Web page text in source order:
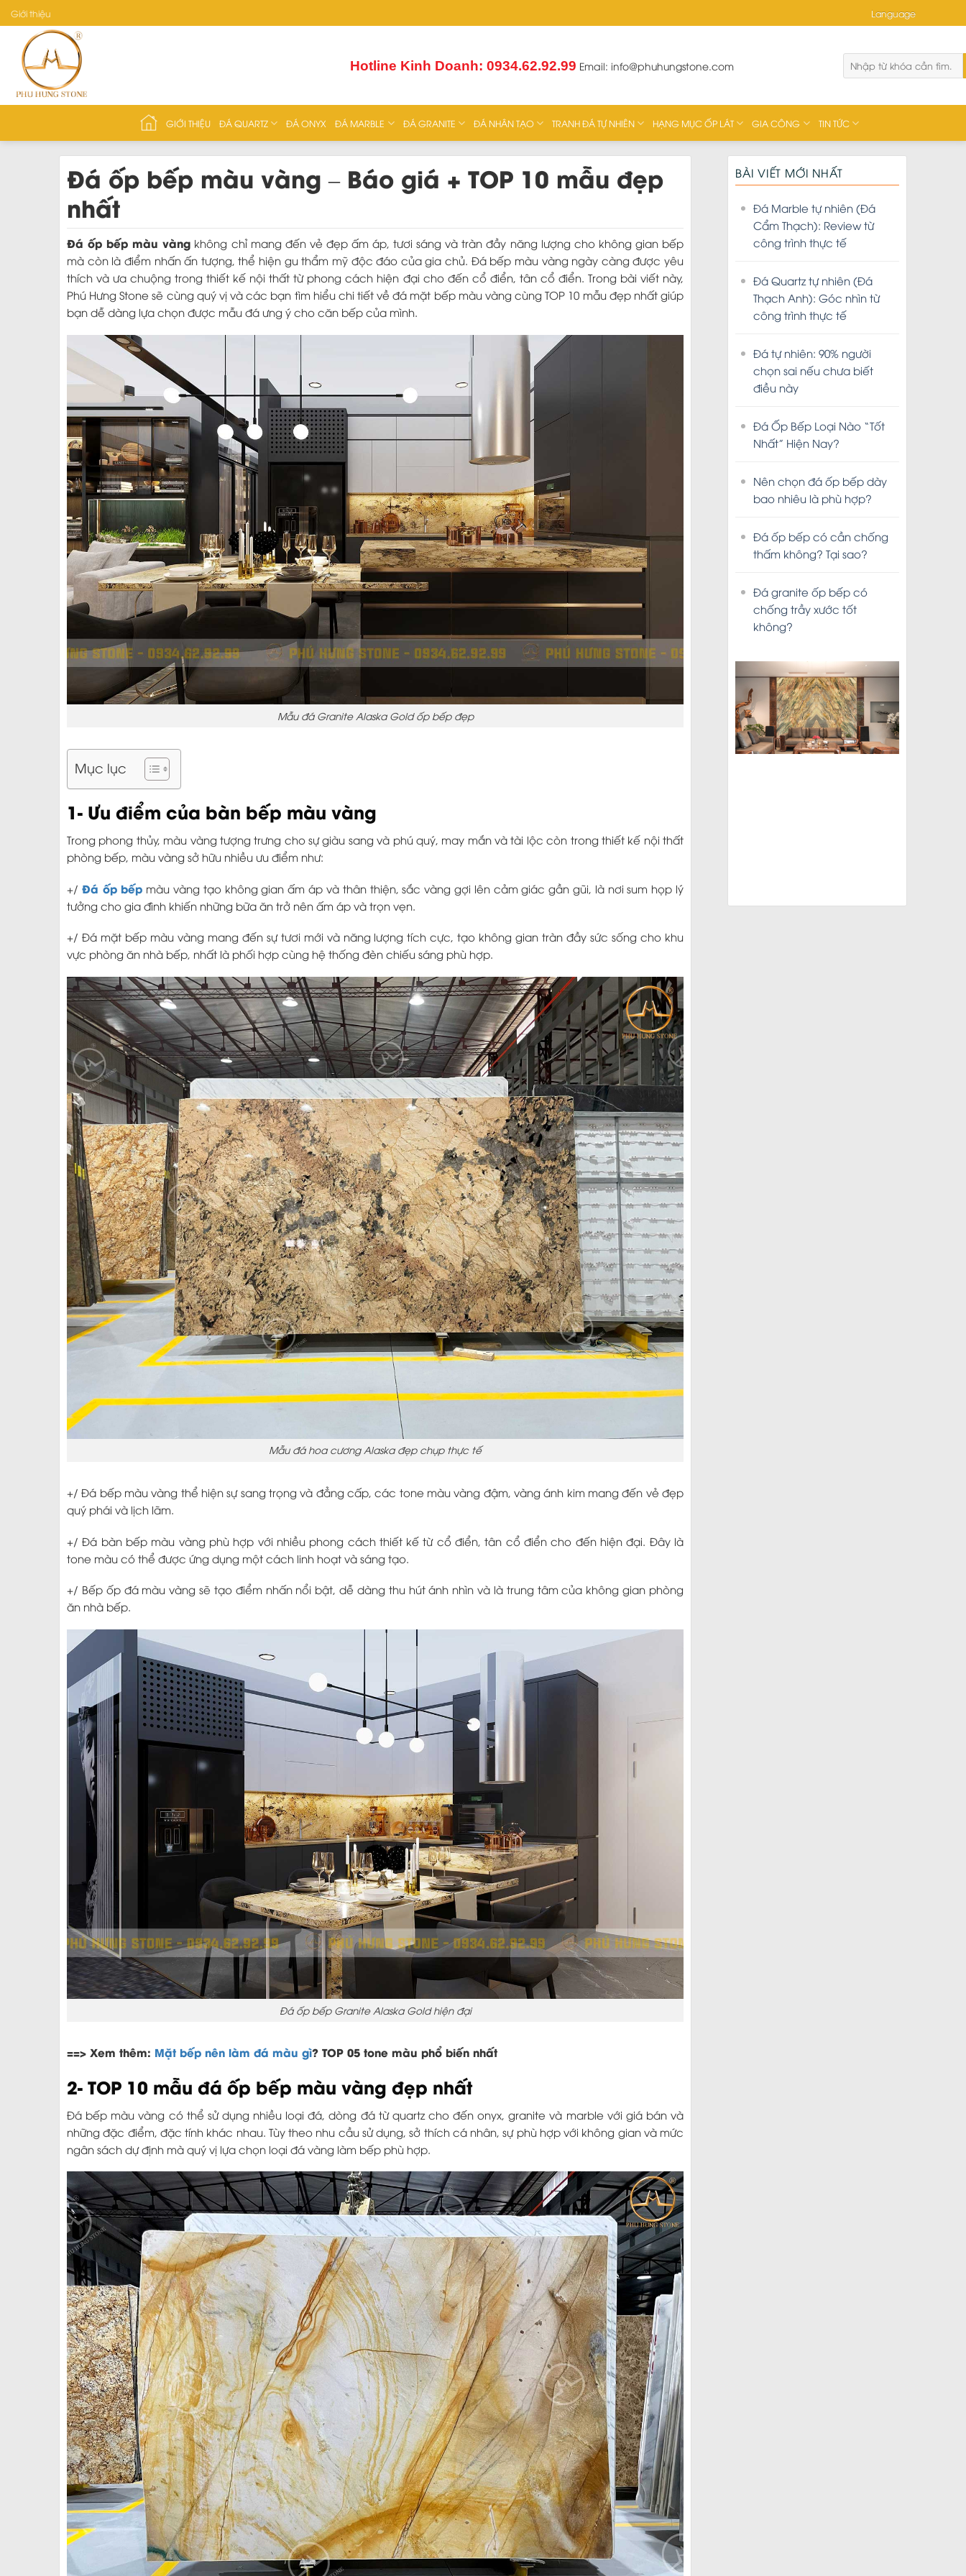
Skip
to
content
Giới thiệu
Hotline Kinh Doanh: 0934.62.92.99 Email: info@phuhungstone.com
GIỚI THIỆU ĐÁ QUARTZ ĐÁ ONYX ĐÁ MARBLE ĐÁ GRANITE ĐÁ NHÂN TẠO TRANH ĐÁ TỰ NHIÊN HẠNG MỤC ỐP LÁT GIA CÔNG TIN TỨC
Đá ốp bếp màu vàng – Báo giá + TOP 10 mẫu đẹp
nhất
Đá ốp bếp màu vàng không chỉ mang đến vẻ đẹp ấm áp, tươi sáng và tràn đầy năng lượng cho không gian bếp
mà còn là điểm nhấn ấn tượng, thể hiện gu thẩm mỹ độc đáo của gia chủ. Đá bếp màu vàng ngày càng được yêu
thích và ưa chuộng trong thiết kế nội thất từ phong cách hiện đại cho đến cổ điển, tân cổ điển. Trong bài viết này,
Phú Hưng Stone sẽ cùng quý vị và các bạn tìm hiểu chi tiết về đá mặt bếp màu vàng cùng TOP 10 mẫu đẹp nhất giúp
bạn dễ dàng lựa chọn được mẫu đá ưng ý cho căn bếp của mình.
Mẫu đá Granite Alaska Gold ốp bếp đẹp
Mục lục
1- Ưu điểm của bàn bếp màu vàng
Trong phong thủy, màu vàng tượng trưng cho sự giàu sang và phú quý, may mắn và tài lộc còn trong thiết kế nội thất
phòng bếp, màu vàng sở hữu nhiều ưu điểm như:
+/ Đá ốp bếp màu vàng tạo không gian ấm áp và thân thiện, sắc vàng gợi lên cảm giác gần gũi, là nơi sum họp lý
tưởng cho gia đình khiến những bữa ăn trở nên ấm áp và trọn vẹn.
+/ Đá mặt bếp màu vàng mang đến sự tươi mới và năng lượng tích cực, tạo không gian tràn đầy sức sống cho khu
vực phòng ăn nhà bếp, nhất là phối hợp cùng hệ thống đèn chiếu sáng phù hợp.
Mẫu đá hoa cương Alaska đẹp chụp thực tế
+/ Đá bếp màu vàng thể hiện sự sang trọng và đẳng cấp, các tone màu vàng đậm, vàng ánh kim mang đến vẻ đẹp
quý phái và lịch lãm.
+/ Đá bàn bếp màu vàng phù hợp với nhiều phong cách thiết kế từ cổ điển, tân cổ điển cho đến hiện đại. Đây là
tone màu có thể được ứng dụng một cách linh hoạt và sáng tạo.
+/ Bếp ốp đá màu vàng sẽ tạo điểm nhấn nổi bật, dễ dàng thu hút ánh nhìn và là trung tâm của không gian phòng
ăn nhà bếp.
Đá ốp bếp Granite Alaska Gold hiện đại
==> Xem thêm: Mặt bếp nên làm đá màu gì? TOP 05 tone màu phổ biến nhất
2- TOP 10 mẫu đá ốp bếp màu vàng đẹp nhất
Đá bếp màu vàng có thể sử dụng nhiều loại đá, dòng đá từ quartz cho đến onyx, granite và marble với giá bán và
những đặc điểm, đặc tính khác nhau. Tùy theo nhu cầu sử dụng, sở thích cá nhân, sự phù hợp với không gian và mức
ngân sách dự định mà quý vị lựa chọn loại đá vàng làm bếp phù hợp.
BÀI VIẾT MỚI NHẤT
Đá Marble tự nhiên (Đá
Cẩm Thạch): Review từ
công trình thực tế
Đá Quartz tự nhiên (Đá
Thạch Anh): Góc nhìn từ
công trình thực tế
Đá tự nhiên: 90% người
chọn sai nếu chưa biết
điều này
Đá Ốp Bếp Loại Nào “Tốt
Nhất” Hiện Nay?
Nên chọn đá ốp bếp dày
bao nhiêu là phù hợp?
Đá ốp bếp có cần chống
thấm không? Tại sao?
Đá granite ốp bếp có
chống trầy xước tốt
không?
Language